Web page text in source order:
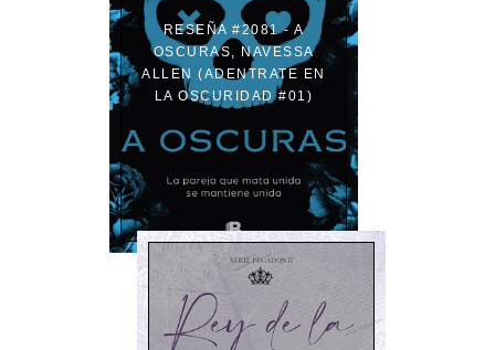
RESEÑA #2081 - A
OSCURAS, NAVESSA
ALLEN (ADENTRATE EN
LA OSCURIDAD #01)